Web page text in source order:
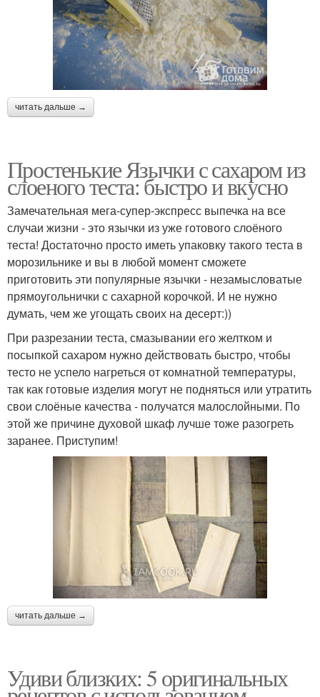
читать дальше →
Простенькие Язычки с сахаром из
слоеного теста: быстро и вкусно
Замечательная мега-супер-экспресс выпечка на все
случаи жизни - это язычки из уже готового слоёного
теста! Достаточно просто иметь упаковку такого теста в
морозильнике и вы в любой момент сможете
приготовить эти популярные язычки - незамысловатые
прямоугольнички с сахарной корочкой. И не нужно
думать, чем же угощать своих на десерт:))
При разрезании теста, смазывании его желтком и
посыпкой сахаром нужно действовать быстро, чтобы
тесто не успело нагреться от комнатной температуры,
так как готовые изделия могут не подняться или утратить
свои слоёные качества - получатся малослойными. По
этой же причине духовой шкаф лучше тоже разогреть
заранее. Приступим!
читать дальше →
Удиви близких: 5 оригинальных